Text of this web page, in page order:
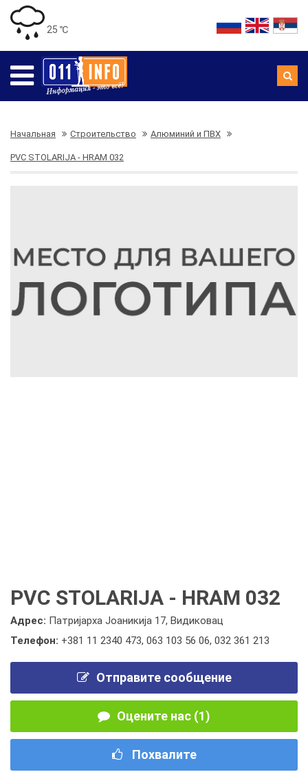
25 ℃
Начальная Строительство Алюминий и ПВХ
PVC STOLARIJA - HRAM 032
PVC STOLARIJA - HRAM 032
Адрес: Патријарха Јоаникија 17, Видиковац
Телефон: +381 11 2340 473, 063 103 56 06, 032 361 213
Отправите сообщение
Оцените нас (1)
Похвалите